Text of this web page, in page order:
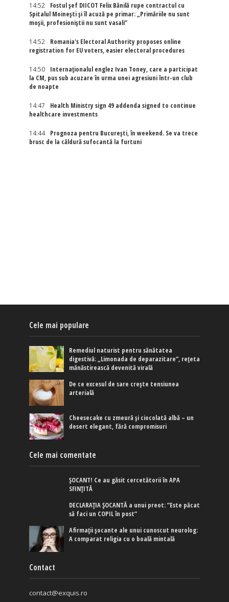
14:52
Fostul șef DIICOT Felix Bănilă rupe contractul cu
Spitalul Moinești și îl acuză pe primar: „Primăriile nu sunt
moșii, profesioniștii nu sunt vasali”
14:52
Romania's Electoral Authority proposes online
registration for EU voters, easier electoral procedures
14:50
Internaţionalul englez Ivan Toney, care a participat
la CM, pus sub acuzare în urma unei agresiuni într-un club
de noapte
14:47
Health Ministry sign 49 addenda signed to continue
healthcare investments
14:44
Prognoza pentru București, în weekend. Se va trece
brusc de la căldură sufocantă la furtuni
Cele mai populare
Remediul naturist pentru sănătatea
digestivă: „Limonada de deparazitare”, rețeta
mănăstirească devenită virală
De ce excesul de sare crește tensiunea
arterială
Cheesecake cu zmeură și ciocolată albă – un
desert elegant, fără compromisuri
Cele mai comentate
ȘOCANT! Ce au găsit cercetătorii în APA
SFINȚITĂ
DECLARAȚIA ȘOCANTĂ a unui preot: ”Este păcat
să faci un COPIL în post”
Afirmaţii şocante ale unui cunoscut neurolog:
A comparat religia cu o boală mintală
Contact
contact@exquis.ro